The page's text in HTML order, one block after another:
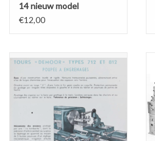
Schroefdraad snijden |
Verspaanbaar materiaal |
Varia |
14 nieuw model
€12,00